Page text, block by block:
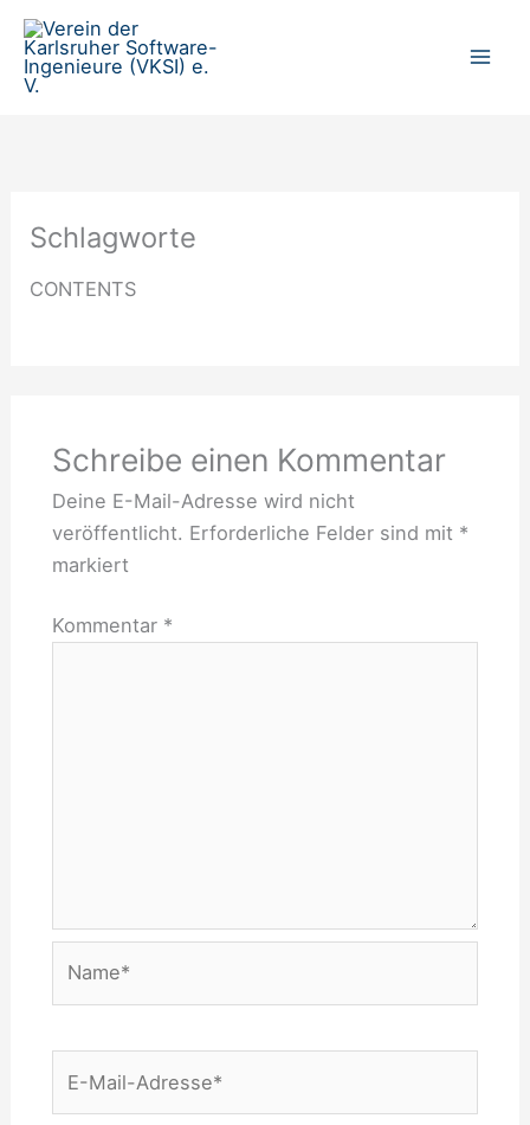
Zum
Inhalt
springen
Schlagworte
CONTENTS
Schreibe einen Kommentar
Deine E-Mail-Adresse wird nicht
veröffentlicht. Erforderliche Felder sind mit *
markiert
Kommentar *
Mail-